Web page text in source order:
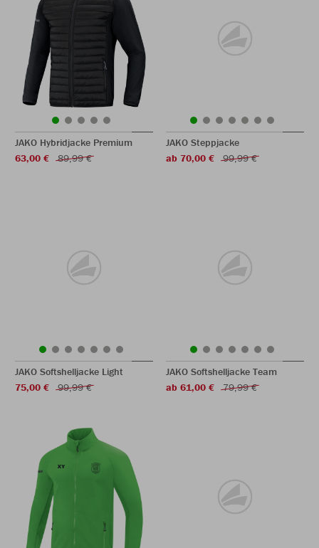
JAKO Hybridjacke Premium
63,00 €
89,99 €
JAKO Steppjacke
ab 70,00 €
99,99 €
JAKO Softshelljacke Light
75,00 €
99,99 €
JAKO Softshelljacke Team
ab 61,00 €
79,99 €